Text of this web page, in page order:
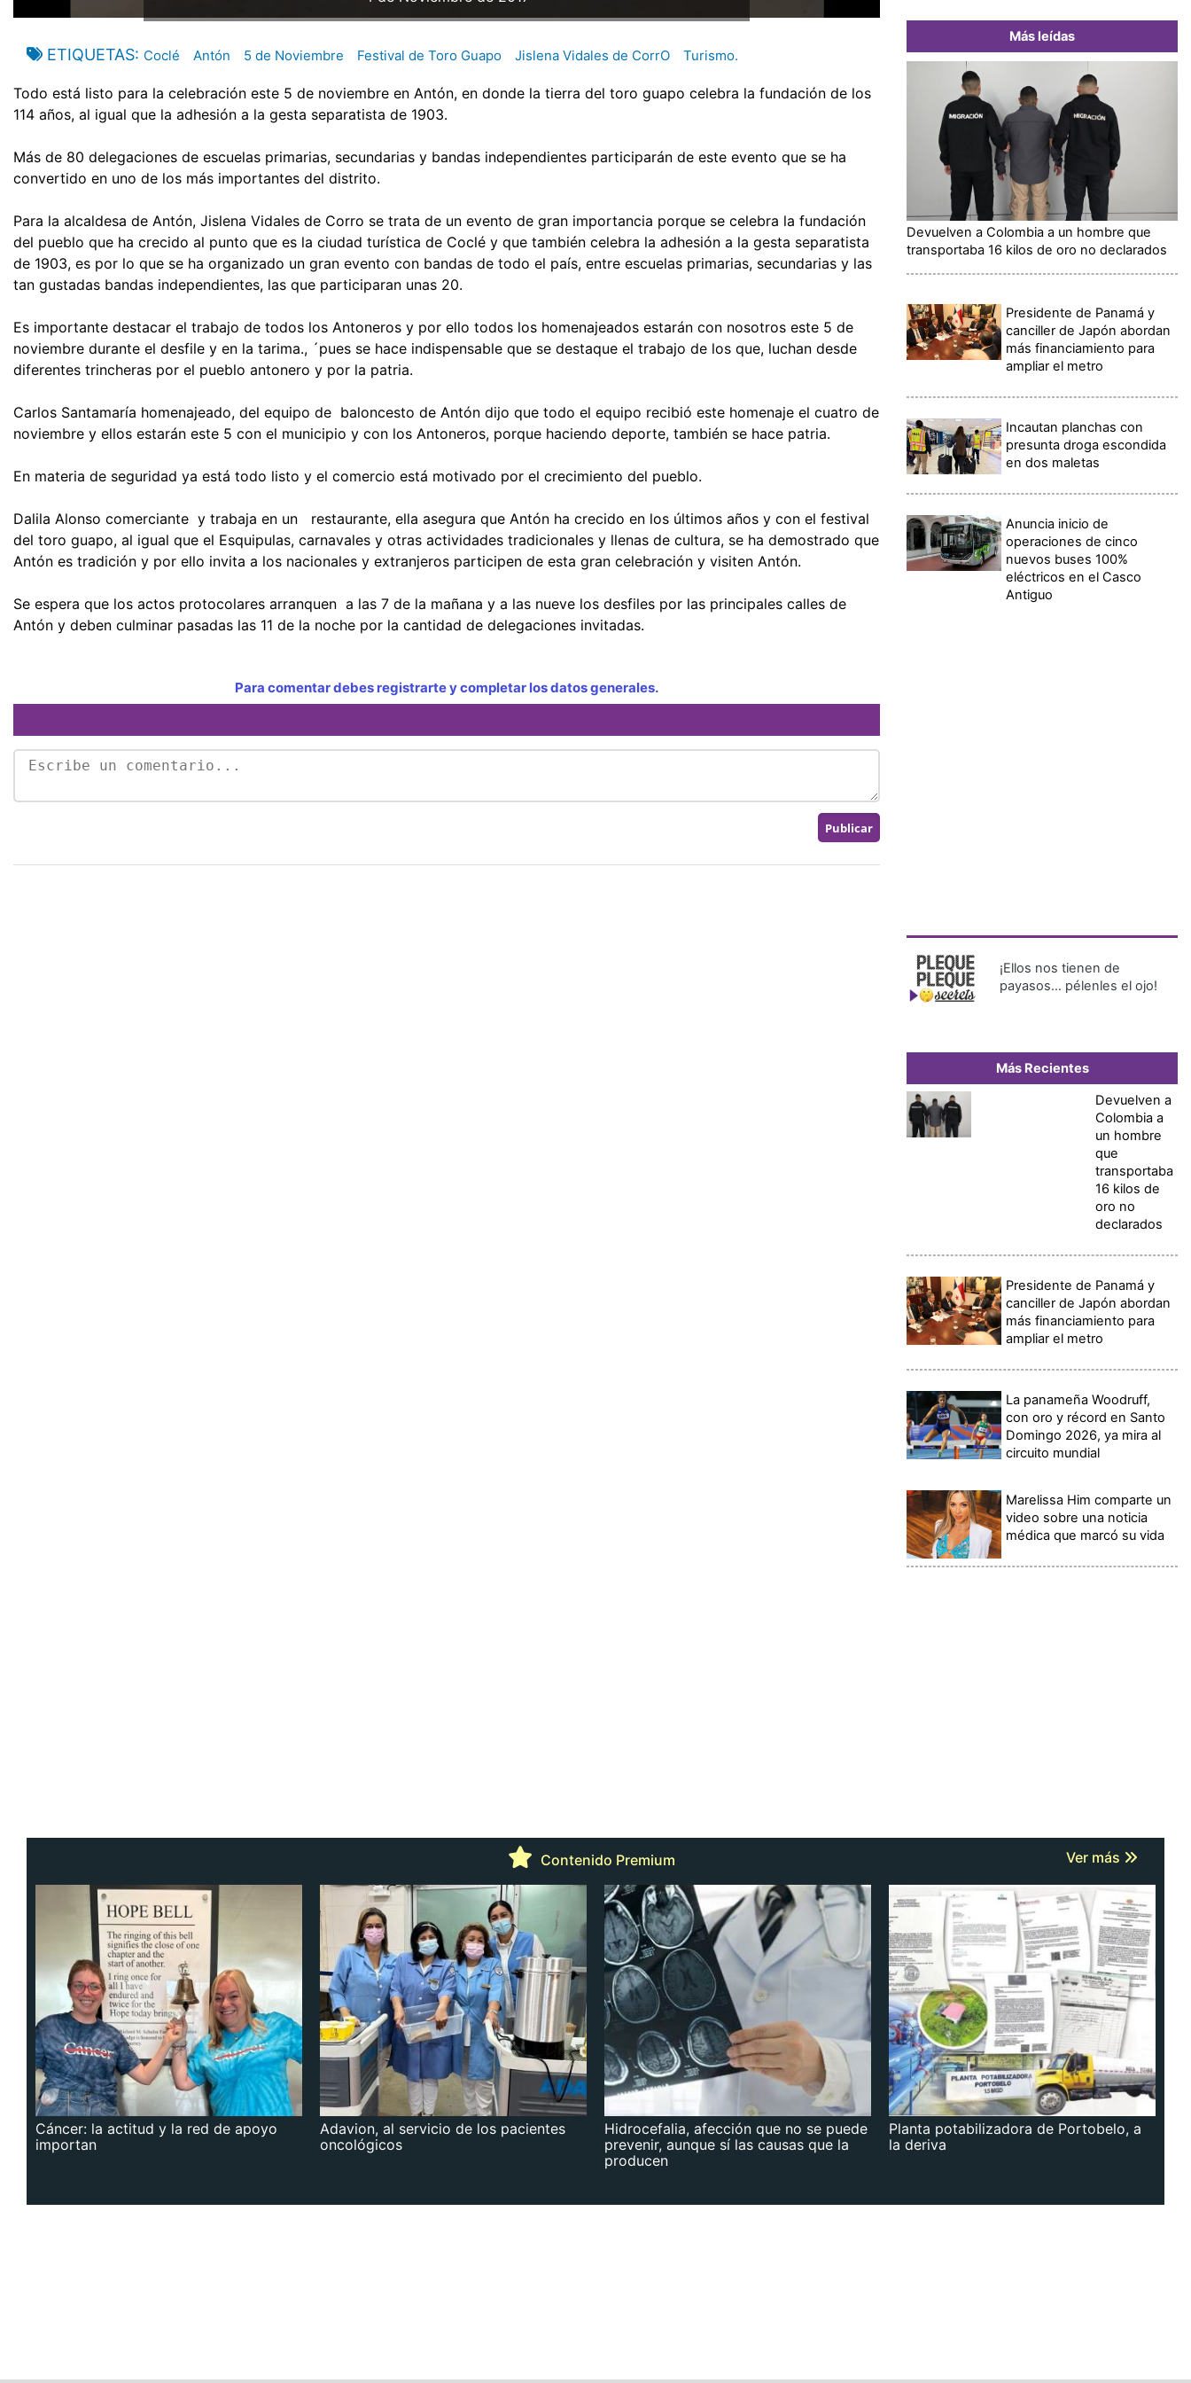
ETIQUETAS Coclé Antón 5 de Noviembre Festival de Toro Guapo Jislena Vidales de CorrO Turismo.
Todo está listo para la celebración este 5 de noviembre en Antón, en donde la tierra del toro guapo celebra la fundación de los
114 años, al igual que la adhesión a la gesta separatista de 1903.
Más de 80 delegaciones de escuelas primarias, secundarias y bandas independientes participarán de este evento que se ha
convertido en uno de los más importantes del distrito.
Para la alcaldesa de Antón, Jislena Vidales de Corro se trata de un evento de gran importancia porque se celebra la fundación
del pueblo que ha crecido al punto que es la ciudad turística de Coclé y que también celebra la adhesión a la gesta separatista
de 1903, es por lo que se ha organizado un gran evento con bandas de todo el país, entre escuelas primarias, secundarias y las
tan gustadas bandas independientes, las que participaran unas 20.
Es importante destacar el trabajo de todos los Antoneros y por ello todos los homenajeados estarán con nosotros este 5 de
noviembre durante el desfile y en la tarima., ´pues se hace indispensable que se destaque el trabajo de los que, luchan desde
diferentes trincheras por el pueblo antonero y por la patria.
Carlos Santamaría homenajeado, del equipo de baloncesto de Antón dijo que todo el equipo recibió este homenaje el cuatro de
noviembre y ellos estarán este 5 con el municipio y con los Antoneros, porque haciendo deporte, también se hace patria.
En materia de seguridad ya está todo listo y el comercio está motivado por el crecimiento del pueblo.
Dalila Alonso comerciante y trabaja en un restaurante, ella asegura que Antón ha crecido en los últimos años y con el festival
del toro guapo, al igual que el Esquipulas, carnavales y otras actividades tradicionales y llenas de cultura, se ha demostrado que
Antón es tradición y por ello invita a los nacionales y extranjeros participen de esta gran celebración y visiten Antón.
Se espera que los actos protocolares arranquen a las 7 de la mañana y a las nueve los desfiles por las principales calles de
Antón y deben culminar pasadas las 11 de la noche por la cantidad de delegaciones invitadas.
Para comentar debes registrarte y completar los datos generales.
Más leídas
Devuelven a Colombia a un hombre que
transportaba 16 kilos de oro no declarados
Presidente de Panamá y
canciller de Japón abordan
más financiamiento para
ampliar el metro
Incautan planchas con
presunta droga escondida
en dos maletas
Anuncia inicio de
operaciones de cinco
nuevos buses 100%
eléctricos en el Casco
Antiguo
¡Ellos nos tienen de
payasos… pélenles el ojo!
Más Recientes
Devuelven a
Colombia a
un hombre
que
transportaba
16 kilos de
oro no
declarados
Presidente de Panamá y
canciller de Japón abordan
más financiamiento para
ampliar el metro
La panameña Woodruff,
con oro y récord en Santo
Domingo 2026, ya mira al
circuito mundial
Marelissa Him comparte un
video sobre una noticia
médica que marcó su vida
Contenido Premium Ver más
Cáncer: la actitud y la red de apoyo
importan
Adavion, al servicio de los pacientes
oncológicos
Hidrocefalia, afección que no se puede
prevenir, aunque sí las causas que la
producen
Planta potabilizadora de Portobelo, a
la deriva